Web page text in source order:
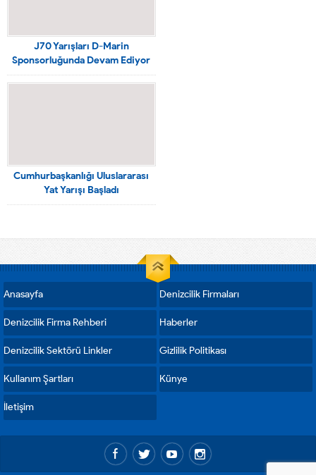
J70 Yarışları D-Marin
Sponsorluğunda Devam Ediyor
Cumhurbaşkanlığı Uluslararası
Yat Yarışı Başladı
Anasayfa Denizcilik Firmaları
Denizcilik Firma Rehberi Haberler
Denizcilik Sektörü Linkler Gizlilik Politikası
Kullanım Şartları Künye
İletişim